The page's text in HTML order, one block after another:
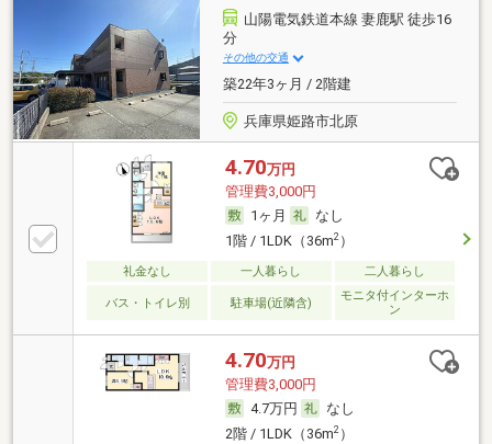
山陽電気鉄道本線 妻鹿駅 徒歩16
分
その他の交通
築22年3ヶ月 / 2階建
兵庫県姫路市北原
4.70万円
管理費3,000円
1ヶ月
なし
1階 / 1LDK（36m2）
礼金なし 一人暮らし 二人暮らし
バス・トイレ別 駐車場(近隣含)
モニタ付インターホ
ン
4.70万円
管理費3,000円
4.7万円
なし
2階 / 1LDK（36m2）